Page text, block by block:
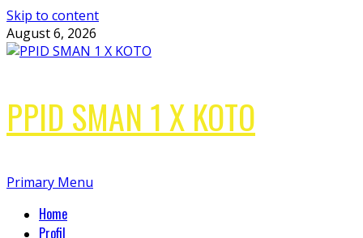
Skip to content
August 6, 2026
PPID SMAN 1 X KOTO
Primary Menu
Home
Profil